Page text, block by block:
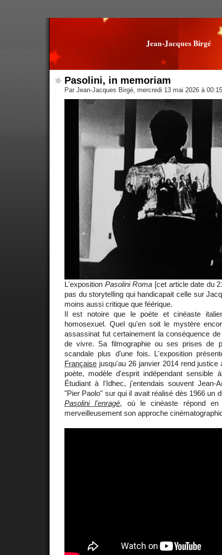
Jean-Jacques Birgé
Pasolini, in memoriam
Par Jean-Jacques Birgé, mercredi 13 mai 2026 à
L'exposition Pasolini Roma [cet article date du
pas du storytelling qui handicapait celle sur
moins aussi critique que féérique.
Il est notoire que le poète et cinéaste
homosexuel. Quel qu'en soit le mystère
assassinat fut certainement la conséquence
de vivre. Sa filmographie ou ses prises de
scandale plus d'une fois. L'exposition
Française jusqu'au 26 janvier 2014 rend
poète, modèle d'esprit indépendant sensible
Étudiant à l'Idhec, j'entendais souvent Jean-
"Pier Paolo" sur qui il avait réalisé dès 1966 un
Pasolini l'enragé, où le cinéaste répond en
merveilleusement son approche